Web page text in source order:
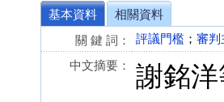
基本資料
相關資料
關 鍵 詞：
評議門檻 ； 審判
中文摘要：
謝銘洋